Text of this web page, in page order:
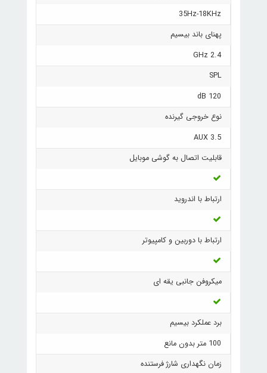
35Hz-18KHz
پهنای باند بیسیم
2.4 GHz
SPL
120 dB
نوع خروجی گیرنده
AUX 3.5
قابلیت اتصال به گوشی موبایل
ارتباط با اندروید
ارتباط با دوربین و کامپیوتر
میکروفن جانبی یقه ای
برد عملکرد بیسیم
100 متر بدون مانع
زمان نگهداری شارژ فرستنده